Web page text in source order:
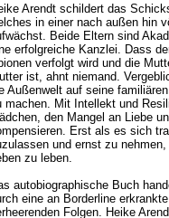
Arendt schildert das
in einer nach außen hin
Beide Eltern sind
erfolgreiche Kanzlei. Dass
verfolgt wird und die
ist, ahnt niemand.
Außenwelt auf seine
machen. Mit Intellekt und
den Mangel an Liebe
Erst als es sich
und ernst zu
zu leben.
autobiographische Buch
eine an Borderline
Folgen. Heike